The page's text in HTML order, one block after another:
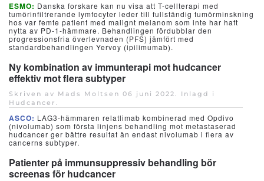
ESMO: Danska forskare kan nu visa att T-cellterapi med
tumörinfiltrerande lymfocyter leder till fullständig tumörminskning
hos var femte patient med malignt melanom som inte har haft
nytta av PD-1-hämmare. Behandlingen fördubblar den
progressionsfria överlevnaden (PFS) jämfört med
standardbehandlingen Yervoy (ipilimumab).
Ny kombination av immunterapi mot hudcancer
effektiv mot flera subtyper
Skriven av Mads Moltsen 06 juni 2022. Inlagd i
Hudcancer .
ASCO: LAG3-hämmaren relatlimab kombinerad med Opdivo
(nivolumab) som första linjens behandling mot metastaserad
hudcancer ger bättre resultat än endast nivolumab i flera av
cancerns subtyper.
Patienter på immunsuppressiv behandling bör
screenas för hudcancer